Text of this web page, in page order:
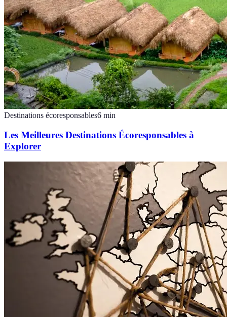
Destinations écoresponsables6 min
Les Meilleures Destinations Écoresponsables à
Explorer